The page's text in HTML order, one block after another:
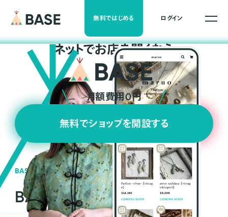
無料ではじめる ログイン
ネットでお店を開くなら
月額費用0円
無料でショップを開設する
BASEの強み
BASEが強い3つの理由